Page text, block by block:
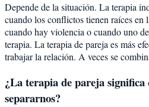
Depende de la situación. La terapia
cuando los conflictos tienen raíces en
cuando hay violencia o cuando uno
terapia. La terapia de pareja es más
trabajar la relación. A veces se
¿La terapia de pareja significa
separarnos?